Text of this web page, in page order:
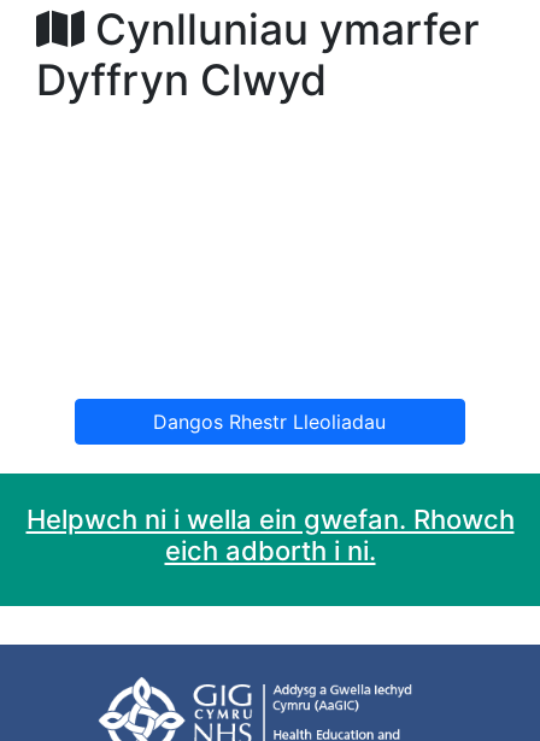
Cynlluniau ymarfer
Dyffryn Clwyd
Dangos Rhestr Lleoliadau
Helpwch ni i wella ein gwefan. Rhowch
eich adborth i ni.